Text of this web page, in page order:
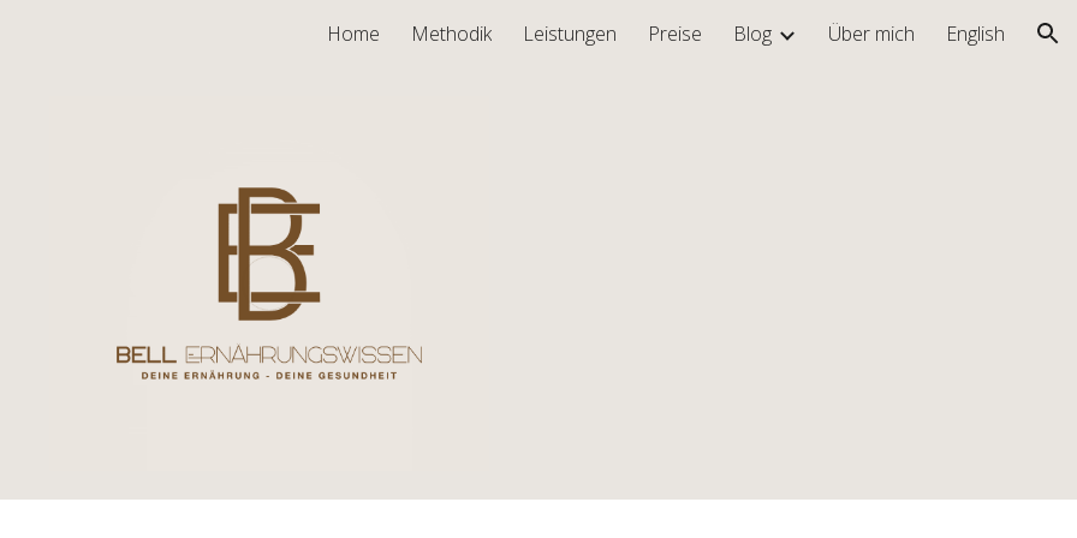
Skip to navigation
Home Methodik Leistungen Preise Blog Über mich English